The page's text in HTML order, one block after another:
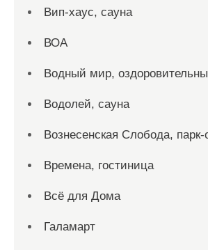
Вип-хаус, сауна
ВОА
Водный мир,
Водолей, сауна
Вознесенская Слобода, парк-
Времена, гостиница
Всё для Дома
Галамарт